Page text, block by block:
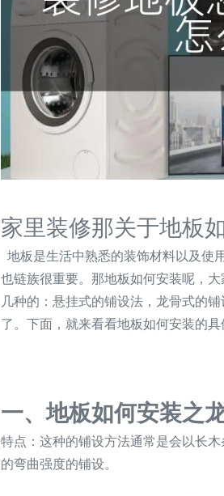
家里装修那关于地板
地板是生活中熟悉的装饰材料以及使
也链族很重要。那地板如何安装呢，
几种的：悬挂式的铺设法，龙骨式的
了。下面，就来看看地板如何安装的具
一、地板如何安装之
特点：这种的铺设方法通常是会以长
的弯曲强度的铺设。